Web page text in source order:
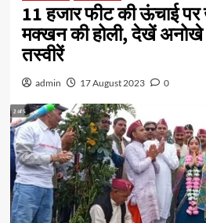
11 हजार फीट की ऊंचाई
मक्खन की होली, देखें अनोखे
तस्वीरें
admin 17 August 2023 0